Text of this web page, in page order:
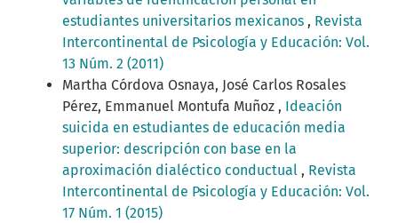
estudiantes universitarios mexicanos , Revista
Intercontinental de Psicología y Educación: Vol.
13 Núm. 2 (2011)
Martha Córdova Osnaya, José Carlos Rosales
Pérez, Emmanuel Montufa Muñoz , Ideación
suicida en estudiantes de educación media
superior: descripción con base en la
aproximación dialéctico conductual , Revista
Intercontinental de Psicología y Educación: Vol.
17 Núm. 1 (2015)